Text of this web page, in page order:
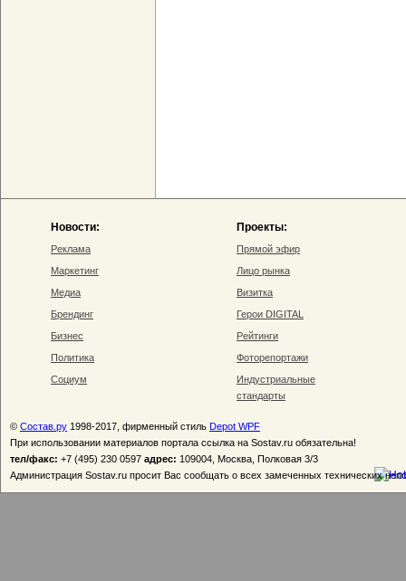
Новости:
Реклама
Маркетинг
Медиа
Брендинг
Бизнес
Политика
Социум
Проекты:
Прямой эфир
Лицо рынка
Визитка
Герои DIGITAL
Рейтинги
Фоторепортажи
Индустриальные
стандарты
© Состав.ру 1998-2017, фирменный стиль Depot WPF
При использовании материалов портала ссылка на Sostav.ru обязательна!
тел/факс: +7 (495) 230 0597 адрес: 109004, Москва, Полковая 3/3
Администрация Sostav.ru просит Вас сообщать о всех замеченных технических